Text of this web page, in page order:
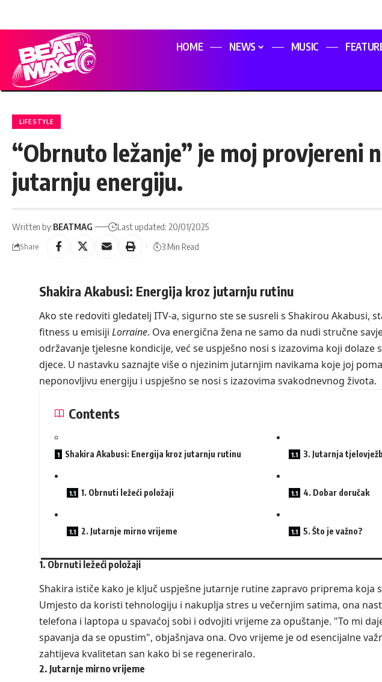
HOME NEWS MUSIC
LIFESTYLE
“Obrnuto ležanje” je moj provjereni
jutarnju energiju.
Written by:BEATMAG Last updated: 20/01/2025
Share 3 Min Read
Shakira Akabusi: Energija kroz jutarnju rutinu
Ako ste redoviti gledatelj ITV-a, sigurno ste se susreli s Shakirou Akabusi,
fitness u emisiji Lorraine. Ova energična žena ne samo da nudi stručne
održavanje tjelesne kondicije, već se uspješno nosi s izazovima koji dolaze
djece. U nastavku saznajte više o njezinim jutarnjim navikama koje joj
neponovljivu energiju i uspješno se nosi s izazovima svakodnevnog života.
Contents
Shakira Akabusi: Energija kroz jutarnju rutinu
1. Obrnuti ležeći položaji
2. Jutarnje mirno vrijeme
3. Jutarnja
4. Dobar doručak
5. Što je važno?
1. Obrnuti ležeći položaji
Shakira ističe kako je ključ uspješne jutarnje rutine zapravo priprema koja
Umjesto da koristi tehnologiju i nakuplja stres u večernjim satima, ona
telefona i laptopa u spavaćoj sobi i odvojiti vrijeme za opuštanje. "To mi
spavanja da se opustim", objašnjava ona. Ovo vrijeme je od esencijalne
zahtijeva kvalitetan san kako bi se regeneriralo.
2. Jutarnje mirno vrijeme